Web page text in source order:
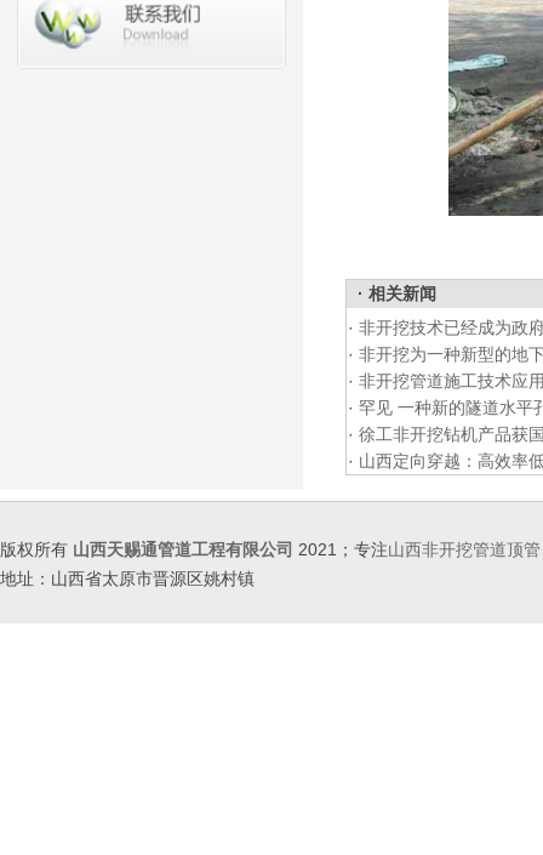
· 相关新闻
· 非开挖技术已经成为政
· 非开挖为一种新型的地
· 非开挖管道施工技术应
· 罕见 一种新的隧道水平
· 徐工非开挖钻机产品获
· 山西定向穿越：高效率
版权所有 山西天赐通管道工程有限公司 2021；专注山西非开挖管道顶管
地址：山西省太原市晋源区姚村镇